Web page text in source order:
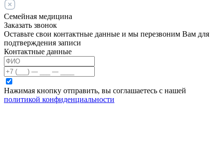
Семейная медицина
Заказать звонок
Оставьте свои контактные данные и мы перезвоним Вам для
подтверждения записи
Контактные данные
Нажимая кнопку отправить, вы соглашаетесь с нашей
политикой конфиденциальности